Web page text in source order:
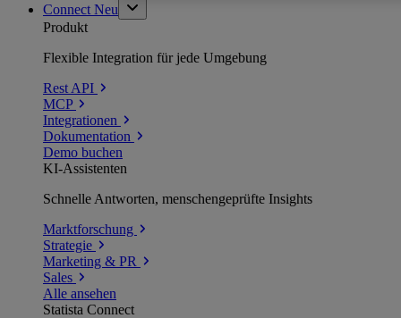
Connect Neu
Produkt
Flexible Integration für jede Umgebung
Rest API
MCP
Integrationen
Dokumentation
Demo buchen
KI-Assistenten
Schnelle Antworten, menschengeprüfte Insights
Marktforschung
Strategie
Marketing & PR
Sales
Alle ansehen
Statista Connect